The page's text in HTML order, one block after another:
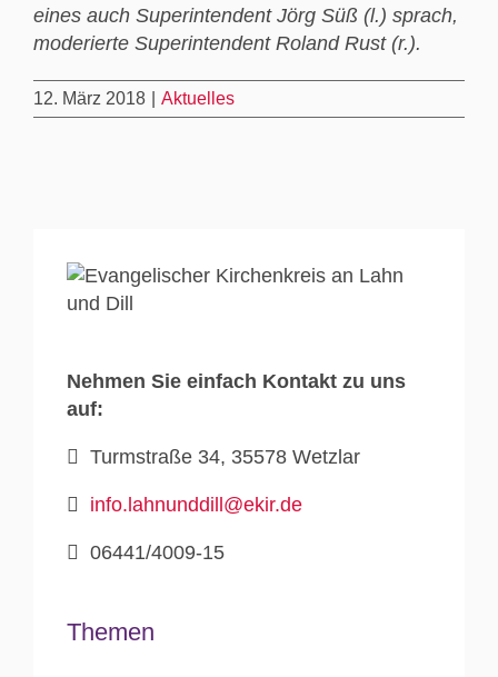
eines auch Superintendent Jörg Süß (l.) sprach,
moderierte Superintendent Roland Rust (r.).
12. März 2018 Aktuelles
Nehmen Sie einfach Kontakt zu uns
auf:
Turmstraße 34, 35578 Wetzlar
info.lahnunddill@ekir.de
06441/4009-15
Themen